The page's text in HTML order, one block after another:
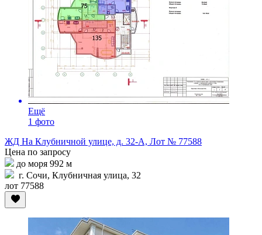
Ещё
1 фото
ЖД На Клубничной улице, д. 32-А, Лот № 77588
Цена по запросу
до моря 992 м
г. Сочи, Клубничная улица, 32
лот 77588